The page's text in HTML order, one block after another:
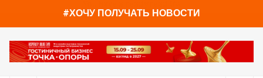
#ХОЧУ ПОЛУЧАТЬ НОВОСТИ